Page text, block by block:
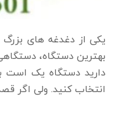
یکی از دغدغه های
بهترین دستگاه،
دارید دستگاه یک است
انتخاب کنید. ولی اگر قصد کارکردن با دستگاه